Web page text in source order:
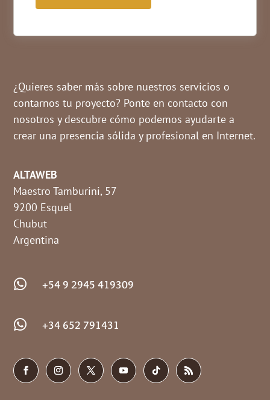
¿Quieres saber más sobre nuestros servicios o
contarnos tu proyecto? Ponte en contacto con
nosotros y descubre cómo podemos ayudarte a
crear una presencia sólida y profesional en Internet.
ALTAWEB
Maestro Tamburini, 57
9200 Esquel
Chubut
Argentina
 +54 9 2945 419309
 +34 652 791431